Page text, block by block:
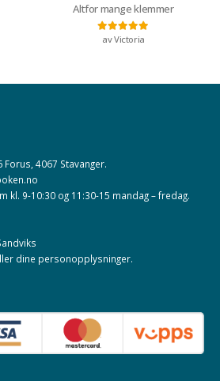
Altfor mange klemmer
Vurdert5av 5
av Victoria
Forus, 4067 Stavanger.
kl. 9-10:30 og 11:30-15 mandag – fredag.
dine personopplysninger.